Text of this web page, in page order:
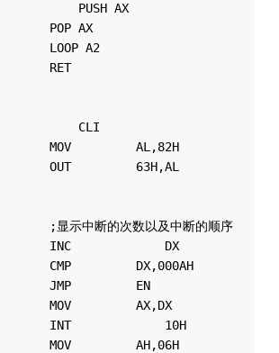
A2: 				PUSH AX
				POP AX
				RET
IRQ7:	  			CLI
				OUT			63H,AL
				;显示中断的次数以及中断的顺序
				INC  			DX
				JMP			EN
				MOV			AX,DX
				INT   			10H
MOV			AH,06H